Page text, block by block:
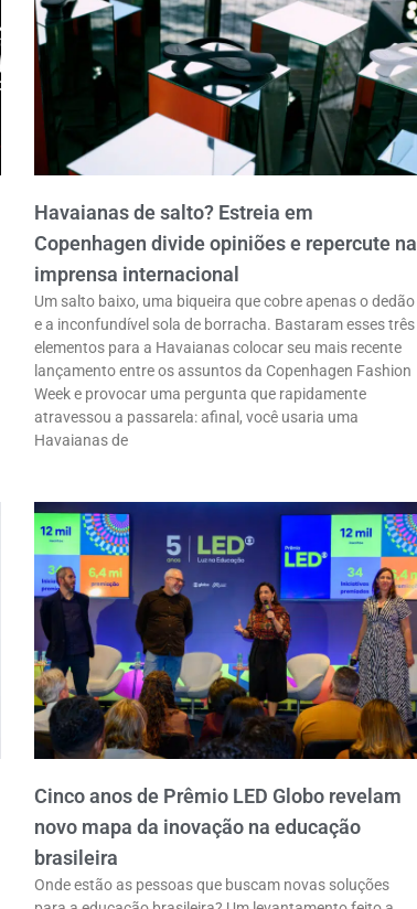
Havaianas de salto? Estreia em
Copenhagen divide opiniões e repercute na
imprensa internacional
Um salto baixo, uma biqueira que cobre apenas o dedão
e a inconfundível sola de borracha. Bastaram esses três
elementos para a Havaianas colocar seu mais recente
lançamento entre os assuntos da Copenhagen Fashion
Week e provocar uma pergunta que rapidamente
atravessou a passarela: afinal, você usaria uma
Havaianas de
Cinco anos de Prêmio LED Globo revelam
novo mapa da inovação na educação
brasileira
Onde estão as pessoas que buscam novas soluções